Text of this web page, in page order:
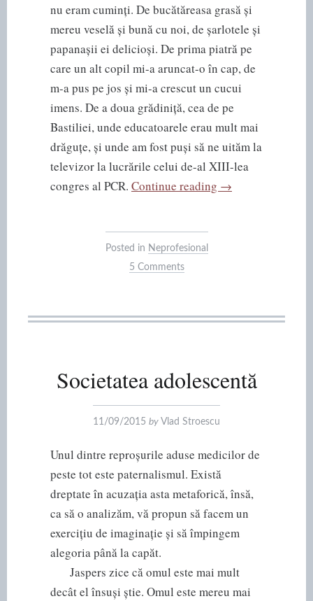
nu eram cuminți. De bucătăreasa grasă și
mereu veselă și bună cu noi, de șarlotele și
papanașii ei delicioși. De prima piatră pe
care un alt copil mi-a aruncat-o în cap, de
m-a pus pe jos și mi-a crescut un cucui
imens. De a doua grădiniță, cea de pe
Bastiliei, unde educatoarele erau mult mai
drăguțe, și unde am fost puși să ne uităm la
televizor la lucrările celui de-al XIII-lea
congres al PCR. Continue reading “Gânduri
→
Posted in Neprofesional
5 Comments
Societatea adolescentă
11/09/2015 by Vlad Stroescu
Unul dintre reproșurile aduse medicilor de
peste tot este paternalismul. Există
dreptate în acuzația asta metaforică, însă,
ca să o analizăm, vă propun să facem un
exercițiu de imaginație și să împingem
alegoria până la capăt.
Jaspers zice că omul este mai mult
decât el însuși știe. Omul este mereu mai